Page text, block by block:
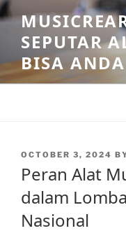
Skip
to
contentSEPUTAR
BISA
POSTED
OCTOBER 3, 2024
Peran Alat
dalam
Nasional